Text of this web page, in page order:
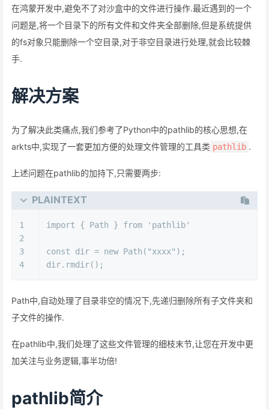
在鸿蒙开发中,避免不了对沙盒中的文件进行操作.最近遇到的一个
问题是,将一个目录下的所有文件和文件夹全部删除,但是系统提供
的fs对象只能删除一个空目录,对于非空目录进行处理,就会比较棘
手.
解决方案
为了解决此类痛点,我们参考了Python中的pathlib的核心思想,在
arkts中,实现了一套更加方便的处理文件管理的工具类 pathlib .
上述问题在pathlib的加持下,只需要两步:
PLAINTEXT
1
2
3
4
import { Path } from 'pathlib'
const dir = new Path("xxxx");
dir.rmdir();
Path中,自动处理了目录非空的情况下,先递归删除所有子文件夹和
子文件的操作.
在pathlib中,我们处理了这些文件管理的细枝末节,让您在开发中更
加关注与业务逻辑,事半功倍!
pathlib简介